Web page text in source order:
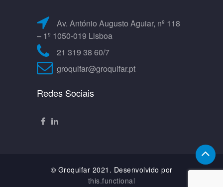
Av. António Augusto Aguiar, nº 118
– 1º 1050-019 Lisboa
21 319 38 60/7
groquifar@groquifar.pt
Redes Sociais
© Groquifar 2021. Desenvolvido por
this.functional